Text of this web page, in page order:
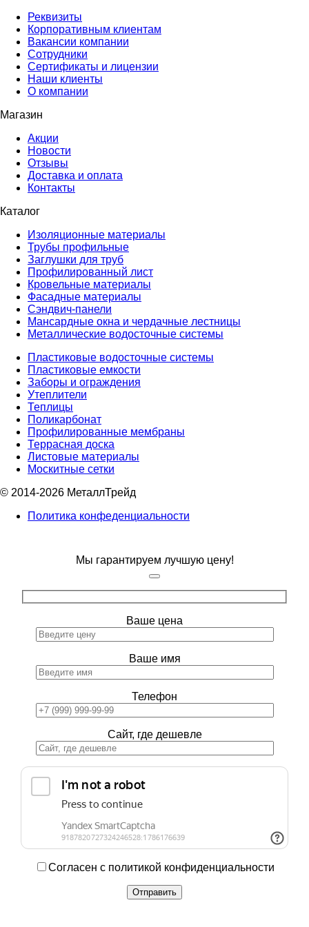
Реквизиты
Корпоративным клиентам
Вакансии компании
Сотрудники
Сертификаты и лицензии
Наши клиенты
О компании
Магазин
Акции
Новости
Отзывы
Доставка и оплата
Контакты
Каталог
Изоляционные материалы
Трубы профильные
Заглушки для труб
Профилированный лист
Кровельные материалы
Фасадные материалы
Сэндвич-панели
Мансардные окна и чердачные лестницы
Металлические водосточные системы
Пластиковые водосточные системы
Пластиковые емкости
Заборы и ограждения
Утеплители
Теплицы
Поликарбонат
Профилированные мембраны
Террасная доска
Листовые материалы
Москитные сетки
© 2014-2026 МеталлТрейд
Политика конфеденциальности
Мы гарантируем лучшую цену!
Ваше цена
Ваше имя
Телефон
Сайт, где дешевле
Согласен с политикой конфиденциальности